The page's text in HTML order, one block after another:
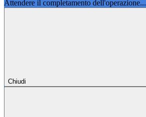
Attendere il completamento dell'operazione...
Chiudi